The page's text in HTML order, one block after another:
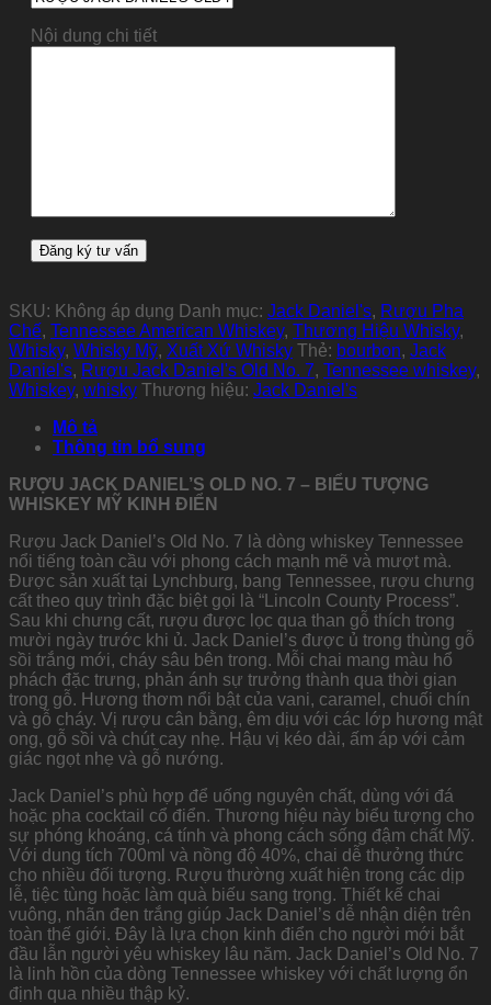
Nội dung chi tiết
SKU: Không áp dụng Danh mục: Jack Daniel's, Rượu Pha
Chế, Tennessee American Whiskey, Thương Hiệu Whisky,
Whisky, Whisky Mỹ, Xuất Xứ Whisky Thẻ: bourbon, Jack
Daniel's, Rượu Jack Daniel's Old No. 7, Tennessee whiskey,
Whiskey, whisky Thương hiệu: Jack Daniel's
Mô tả
Thông tin bổ sung
RƯỢU JACK DANIEL’S OLD NO. 7 – BIỂU TƯỢNG
WHISKEY MỸ KINH ĐIỂN
Rượu Jack Daniel’s Old No. 7 là dòng whiskey Tennessee
nổi tiếng toàn cầu với phong cách mạnh mẽ và mượt mà.
Được sản xuất tại Lynchburg, bang Tennessee, rượu chưng
cất theo quy trình đặc biệt gọi là “Lincoln County Process”.
Sau khi chưng cất, rượu được lọc qua than gỗ thích trong
mười ngày trước khi ủ. Jack Daniel’s được ủ trong thùng gỗ
sồi trắng mới, cháy sâu bên trong. Mỗi chai mang màu hổ
phách đặc trưng, phản ánh sự trưởng thành qua thời gian
trong gỗ. Hương thơm nổi bật của vani, caramel, chuối chín
và gỗ cháy. Vị rượu cân bằng, êm dịu với các lớp hương mật
ong, gỗ sồi và chút cay nhẹ. Hậu vị kéo dài, ấm áp với cảm
giác ngọt nhẹ và gỗ nướng.
Jack Daniel’s phù hợp để uống nguyên chất, dùng với đá
hoặc pha cocktail cổ điển. Thương hiệu này biểu tượng cho
sự phóng khoáng, cá tính và phong cách sống đậm chất Mỹ.
Với dung tích 700ml và nồng độ 40%, chai dễ thưởng thức
cho nhiều đối tượng. Rượu thường xuất hiện trong các dịp
lễ, tiệc tùng hoặc làm quà biếu sang trọng. Thiết kế chai
vuông, nhãn đen trắng giúp Jack Daniel’s dễ nhận diện trên
toàn thế giới. Đây là lựa chọn kinh điển cho người mới bắt
đầu lẫn người yêu whiskey lâu năm. Jack Daniel’s Old No. 7
là linh hồn của dòng Tennessee whiskey với chất lượng ổn
định qua nhiều thập kỷ.